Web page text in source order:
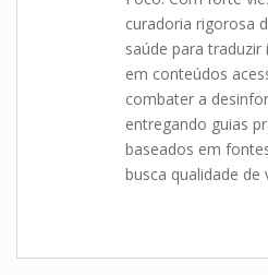
curadoria rigorosa
saúde para
em conteúdos
combater a
entregando guias
baseados em
busca qualidade de